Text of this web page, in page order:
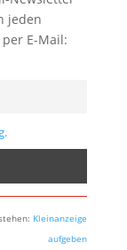
jeden
E-Mail:
Kleinanzeige
aufgeben